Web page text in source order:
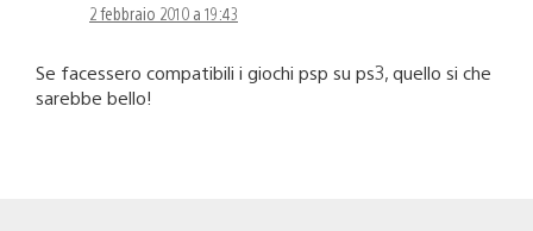
2 febbraio 2010 a 19:43
Se facessero compatibili i giochi psp su ps3, quello si che
sarebbe bello!